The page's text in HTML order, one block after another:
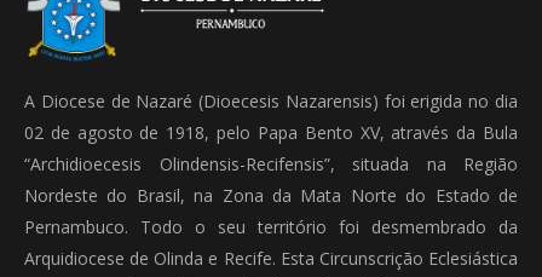
A Diocese de Nazaré (Dioecesis Nazarensis) foi erigida no dia
02 de agosto de 1918, pelo Papa Bento XV, através da Bula
“Archidioecesis Olindensis-Recifensis”, situada na Região
Nordeste do Brasil, na Zona da Mata Norte do Estado de
Pernambuco. Todo o seu território foi desmembrado da
Arquidiocese de Olinda e Recife. Esta Circunscrição Eclesiástica